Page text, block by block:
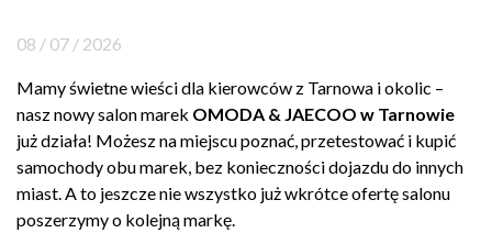
Kontakt
Marka
08 / 07 / 2026
Mamyświetne wieści dla kierowców z Tarnowa iokolic –
nasz nowysalon marek OMODA & JAECOO w Tarnowie
jużdziała! Możesz na miejscupoznać, przetestować i kupić
samochody obumarek, bez konieczności dojazdu do innych
miast. Ato jeszcze niewszystko już wkrótceofertę salonu
poszerzymy o kolejnąmarkę.